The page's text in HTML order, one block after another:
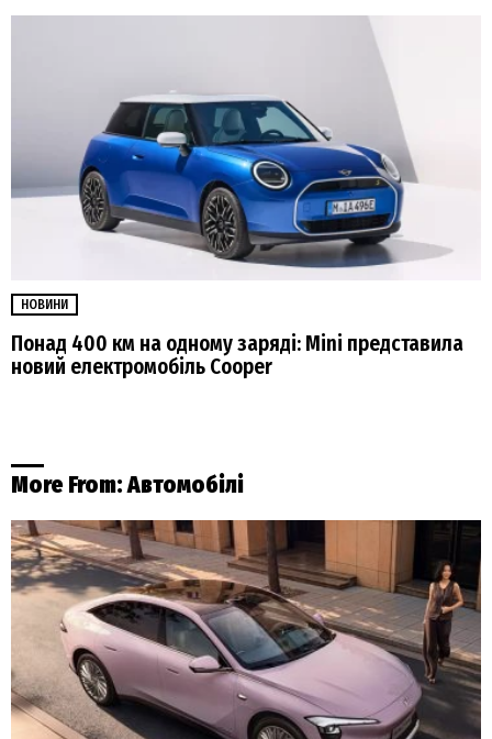
НОВИНИ
Понад 400 км на одному заряді: Mini представила
новий електромобіль Cooper
More From:Автомобілі